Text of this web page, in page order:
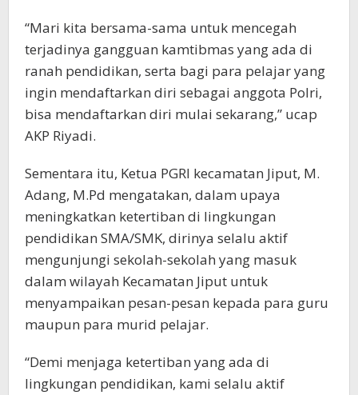
“Mari kita bersama-sama untuk mencegah
terjadinya gangguan kamtibmas yang ada di
ranah pendidikan, serta bagi para pelajar yang
ingin mendaftarkan diri sebagai anggota Polri,
bisa mendaftarkan diri mulai sekarang,” ucap
AKP Riyadi.
Sementara itu, Ketua PGRI kecamatan Jiput, M.
Adang, M.Pd mengatakan, dalam upaya
meningkatkan ketertiban di lingkungan
pendidikan SMA/SMK, dirinya selalu aktif
mengunjungi sekolah-sekolah yang masuk
dalam wilayah Kecamatan Jiput untuk
menyampaikan pesan-pesan kepada para guru
maupun para murid pelajar.
“Demi menjaga ketertiban yang ada di
lingkungan pendidikan, kami selalu aktif